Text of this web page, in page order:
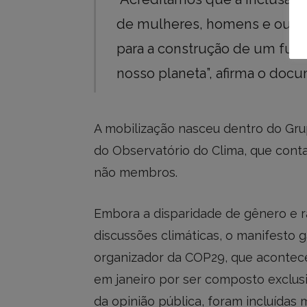
de mulheres, homens e
para a construção de um
nosso planeta”, afirma o
A mobilização nasceu dentro do
do Observatório do Clima, que
não membros.
Embora a disparidade de gênero e
discussões climáticas, o manifesto
organizador da COP29, que
em janeiro por ser composto
da opinião pública, foram incluídas